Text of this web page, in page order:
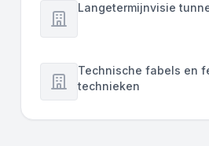
Langetermijnvisie
Technische fabels en
technieken